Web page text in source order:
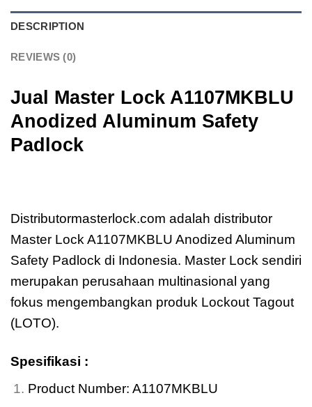
DESCRIPTION
REVIEWS (0)
Jual Master Lock A1107MKBLU
Anodized Aluminum Safety
Padlock
Distributormasterlock.com adalah distributor
Master Lock A1107MKBLU Anodized Aluminum
Safety Padlock di Indonesia. Master Lock sendiri
merupakan perusahaan multinasional yang
fokus mengembangkan produk Lockout Tagout
(LOTO).
Spesifikasi :
Product Number: A1107MKBLU